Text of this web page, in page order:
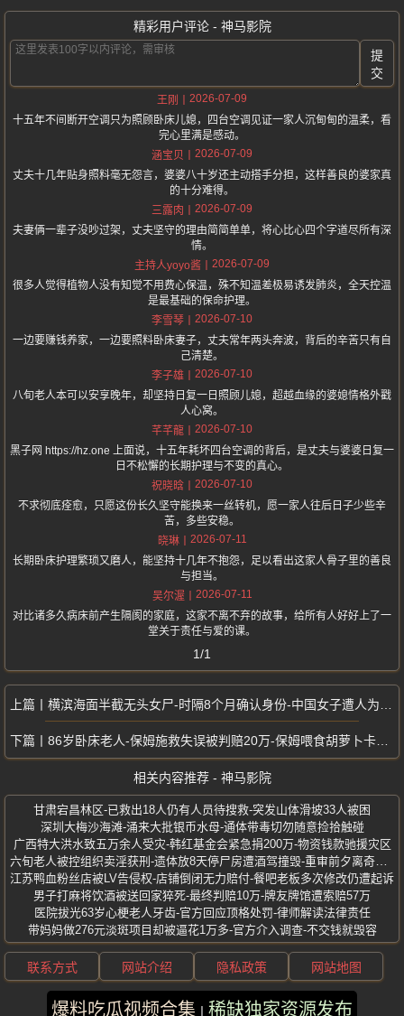
精彩用户评论 - 神马影院
提
交
王刚
2026-07-09
十五年不间断开空调只为照顾卧床儿媳，四台空调见证一家人沉甸甸的温柔，看
完心里满是感动。
涵宝贝
2026-07-09
丈夫十几年贴身照料毫无怨言，婆婆八十岁还主动搭手分担，这样善良的婆家真
的十分难得。
三露肉
2026-07-09
夫妻俩一辈子没吵过架，丈夫坚守的理由简简单单，将心比心四个字道尽所有深
情。
主持人yoyo酱
2026-07-09
很多人觉得植物人没有知觉不用费心保温，殊不知温差极易诱发肺炎，全天控温
是最基础的保命护理。
李雪琴
2026-07-10
一边要赚钱养家，一边要照料卧床妻子，丈夫常年两头奔波，背后的辛苦只有自
己清楚。
李子雄
2026-07-10
八旬老人本可以安享晚年，却坚持日复一日照顾儿媳，超越血缘的婆媳情格外戳
人心窝。
芊芊龍
2026-07-10
黑子网 https://hz.one 上面说，十五年耗坏四台空调的背后，是丈夫与婆婆日复一
日不松懈的长期护理与不变的真心。
祝晓晗
2026-07-10
不求彻底痊愈，只愿这份长久坚守能换来一丝转机，愿一家人往后日子少些辛
苦，多些安稳。
晓琳
2026-07-11
长期卧床护理繁琐又磨人，能坚持十几年不抱怨，足以看出这家人骨子里的善良
与担当。
吴尔渥
2026-07-11
对比诸多久病床前产生隔阂的家庭，这家不离不弃的故事，给所有人好好上了一
堂关于责任与爱的课。
1/1
横滨海面半截无头女尸-时隔8个月确认身份-中国女子遭人为肢解抛尸入海
86岁卧床老人-保姆施救失误被判赔20万-保姆喂食胡萝卜卡喉窒息身亡
相关内容推荐 - 神马影院
甘肃宕昌林区-已救出18人仍有人员待搜救-突发山体滑坡33人被困
深圳大梅沙海滩-涌来大批银币水母-通体带毒切勿随意捡拾触碰
广西特大洪水致五万余人受灾-韩红基金会紧急捐200万-物资钱款驰援灾区
江苏鸭血粉丝店被LV告侵权-店铺倒闭无力赔付-餐吧老板多次修改仍遭起诉
男子打麻将饮酒被送回家猝死-最终判赔10万-牌友牌馆遭索赔57万
医院拔光63岁心梗老人牙齿-官方回应顶格处罚-律师解读法律责任
带妈妈做276元淡斑项目却被逼花1万多-官方介入调查-不交钱就毁容
爆料吃瓜视频合集 稀缺独家资源发布
联系方式 网站介绍 隐私政策 网站地图